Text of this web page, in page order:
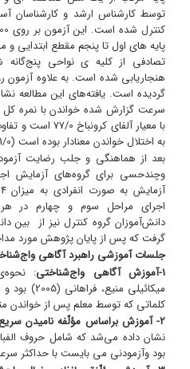
توسط کارشناس ارشد و کارشناسان
تصادفی از کلیه ی نواحی پنج‌گانه
هنجاریابی شده است. به علاوه آزمون
گردیده است. یافته‌های این مطالعه
سرعت گزارش شده خواندن با نمره کل
با معیار آلفای
به اختلال خواندن معنادار بوده است (01/0>
بعد از هماهنگی و جلب رضایت
وچندحسی برای گروه‌های آزمایش
اجرای مراحل سوم و چهارم در
دانش‌آموزان گروه کنترل نیز از
گرفت که پس از پایان پژوهش مورد
جلسات آموزشی راهبرد آگاهی
1-آموزش آگاهی واج‌شناختی
:
میکائیلی
کلماتی که توسط معلم پس از خواندن
2- آموزش براساس مؤلّفه نامیدن سریع خودکار:
نشان داده می‌شد که شامل حروف
بود وآزمودنی می بایست با حداکثر